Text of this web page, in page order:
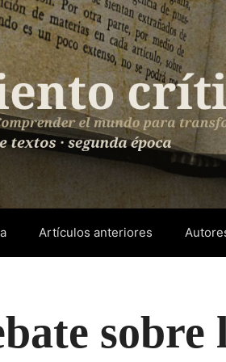
Artículos anteriores
sobre